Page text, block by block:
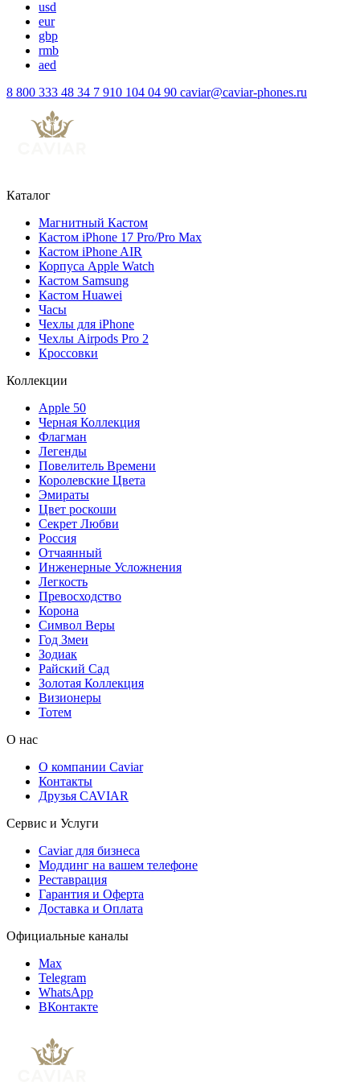
usd
eur
gbp
rmb
aed
8 800 333 48 34 7 910 104 04 90 caviar@caviar-phones.ru
Каталог
Магнитный Кастом
Кастом iPhone 17 Pro/Pro Max
Кастом iPhone AIR
Корпуса Apple Watch
Кастом Samsung
Кастом Huawei
Часы
Чехлы для iPhone
Чехлы Airpods Pro 2
Кроссовки
Коллекции
Apple 50
Черная Коллекция
Флагман
Легенды
Повелитель Времени
Королевские Цвета
Эмираты
Цвет роскоши
Секрет Любви
Россия
Отчаянный
Инженерные Усложнения
Легкость
Превосходство
Корона
Символ Веры
Год Змеи
Зодиак
Райский Сад
Золотая Коллекция
Визионеры
Тотем
О нас
О компании Caviar
Контакты
Друзья CAVIAR
Сервис и Услуги
Caviar для бизнеса
Моддинг на вашем телефоне
Реставрация
Гарантия и Оферта
Доставка и Оплата
Официальные каналы
Max
Telegram
WhatsApp
ВКонтакте